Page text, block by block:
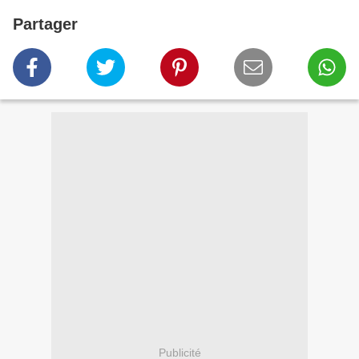
Partager
Publicité